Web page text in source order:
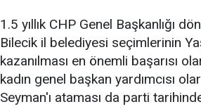
1.5 yıllık CHP Genel Başkanlığı
Bilecik il belediyesi seçimlerinin
kazanılması en önemli başarısı
kadın genel başkan yardımcısı
Seyman'ı ataması da parti